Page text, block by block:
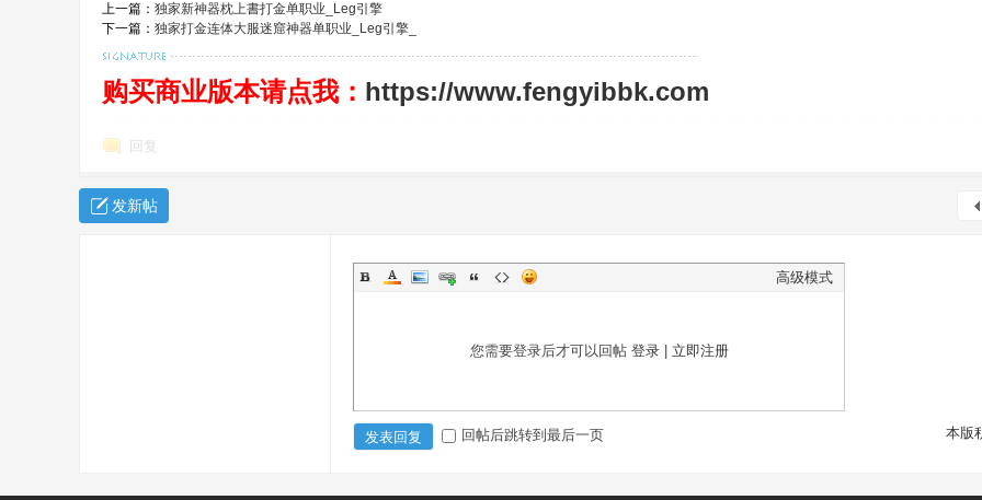
上一篇： 独家新神器枕上書打金单职业_Leg引擎
下一篇： 独家打金连体大服迷窟神器单职业_Leg引擎_
购买商业版本请点我： https://www.fengyibbk.com
回复
发新帖
高级模式
您需要登录后才可以回帖 登录| 立即注册
本版
发表回复 回帖后跳转到最后一页